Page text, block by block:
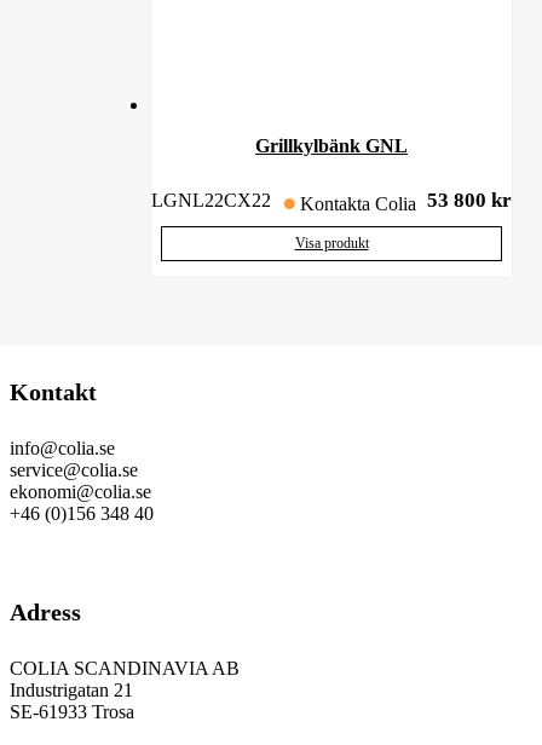
Grillkylbänk GNL
LGNL22CX22 Kontakta Colia 53 800 kr
Visa produkt
Kontakt
info@colia.se
service@colia.se
ekonomi@colia.se
+46 (0)156 348 40
Adress
COLIA SCANDINAVIA AB
Industrigatan 21
SE-61933 Trosa